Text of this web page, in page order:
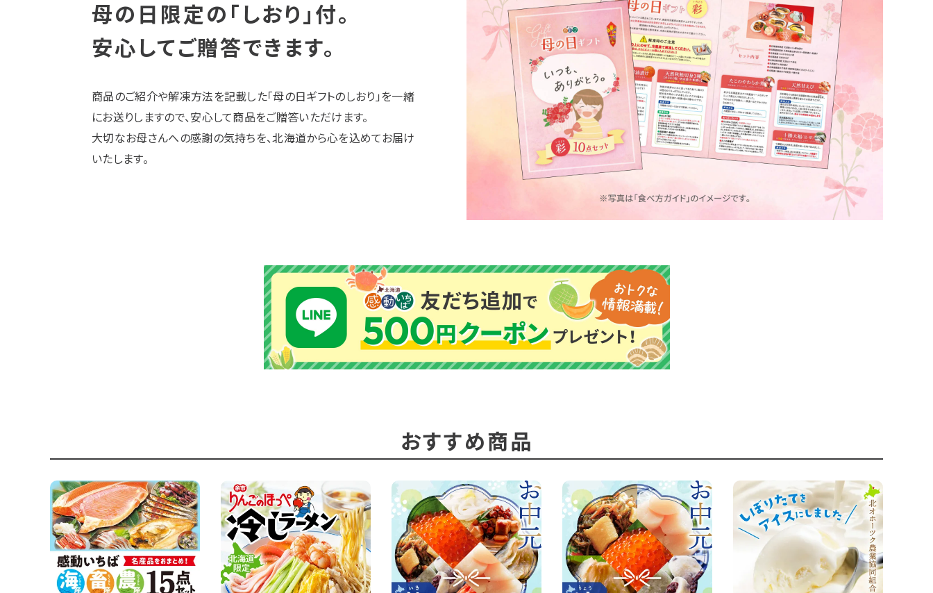
母の日限定の「しおり」付。
安心してご贈答できます。
商品のご紹介や解凍方法を記載した「母の日ギフトのしおり」を一緒
にお送りしますので、安心して商品をご贈答いただけます。
大切なお母さんへの感謝の気持ちを、北海道から心を込めてお届け
いたします。
おすすめ商品